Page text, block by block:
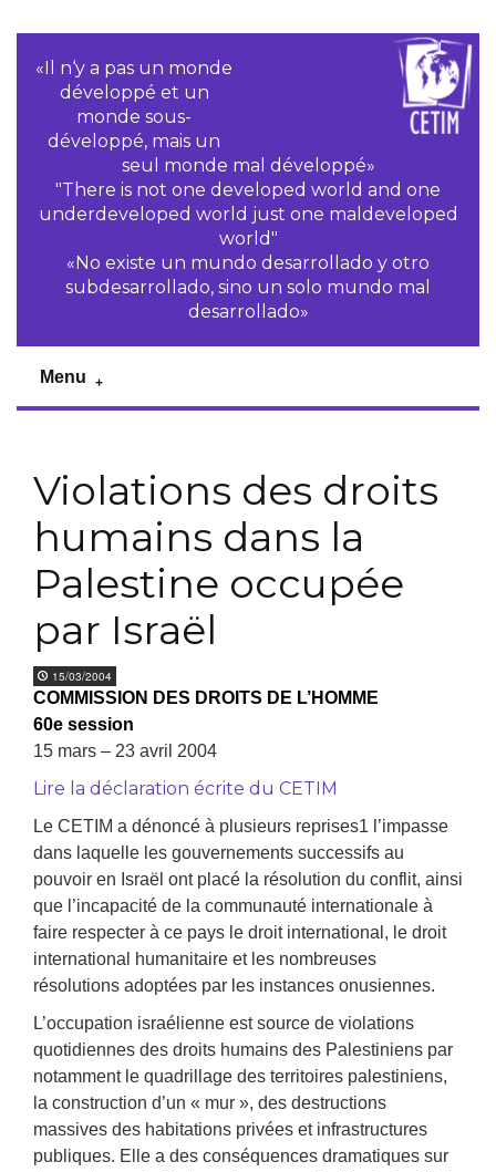
«Il n‘y a pas un monde
développé et un
monde sous-
développé, mais un
seul monde mal développé»
"There is not one developed world and one
underdeveloped world just one maldeveloped
world"
«No existe un mundo desarrollado y otro
subdesarrollado, sino un solo mundo mal
desarrollado»
Menu
Violations des droits
humains dans la
Palestine occupée
par Israël
15/03/2004
COMMISSION DES DROITS DE L’HOMME
60e session
15 mars – 23 avril 2004
Lire la déclaration écrite du CETIM
Le CETIM a dénoncé à plusieurs reprises1 l’impasse
dans laquelle les gouvernements successifs au
pouvoir en Israël ont placé la résolution du conflit, ainsi
que l’incapacité de la communauté internationale à
faire respecter à ce pays le droit international, le droit
international humanitaire et les nombreuses
résolutions adoptées par les instances onusiennes.
L’occupation israélienne est source de violations
quotidiennes des droits humains des Palestiniens par
notamment le quadrillage des territoires palestiniens,
la construction d’un « mur », des destructions
massives des habitations privées et infrastructures
publiques. Elle a des conséquences dramatiques sur